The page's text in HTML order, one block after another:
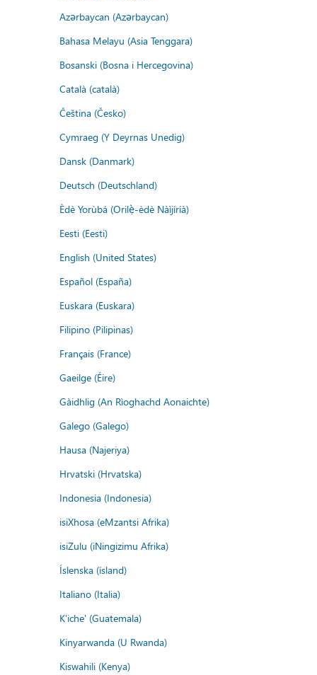
Azərbaycan (Azərbaycan)
Bahasa Melayu (Asia Tenggara)
Bosanski (Bosna i Hercegovina)
Català (català)
Čeština (Česko)
Cymraeg (Y Deyrnas Unedig)
Dansk (Danmark)
Deutsch (Deutschland)
Èdè Yorùbá (Orilẹ̀-èdè Nàìjíríà)
Eesti (Eesti)
English (United States)
Español (España)
Euskara (Euskara)
Filipino (Pilipinas)
Français (France)
Gaeilge (Éire)
Gàidhlig (An Rìoghachd Aonaichte)
Galego (Galego)
Hausa (Najeriya)
Hrvatski (Hrvatska)
Indonesia (Indonesia)
isiXhosa (eMzantsi Afrika)
isiZulu (iNingizimu Afrika)
Íslenska (ísland)
Italiano (Italia)
K'iche' (Guatemala)
Kinyarwanda (U Rwanda)
Kiswahili (Kenya)